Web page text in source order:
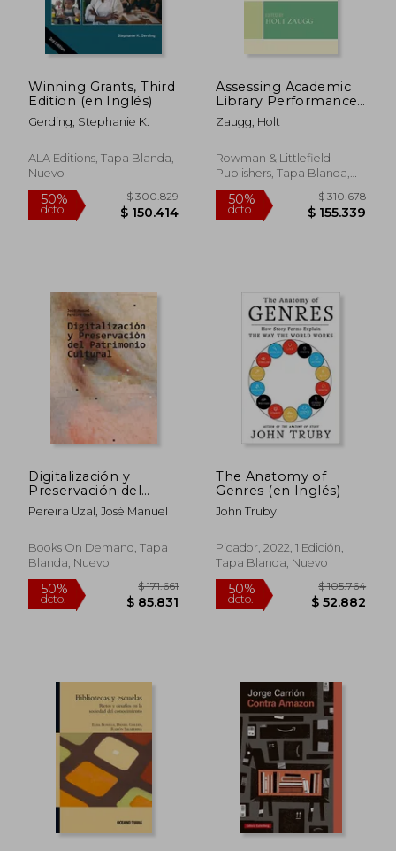
Winning Grants, Third
Edition (en Inglés)
Gerding, Stephanie K.
ALA Editions, Tapa Blanda,
Nuevo
$ 300.829
Assessing Academic
Library Performance:
A Handbook (en
Inglés)
Zaugg, Holt
Rowman & Littlefield
Publishers, Tapa Blanda,
Nuevo
50%
dcto.
Digitalización y
Preservación del
Patrimonio Cultural
Pereira Uzal, José Manuel
Books On Demand, Tapa
Blanda, Nuevo
50%
The Anatomy of
Genres (en Inglés)
John Truby
Picador, 2022, 1 Edición,
Tapa Blanda, Nuevo
50%